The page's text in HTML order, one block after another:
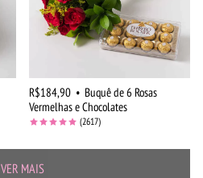
R$184,90 • Buquê de 6 Rosas
Vermelhas e Chocolates
(2617)
VER MAIS